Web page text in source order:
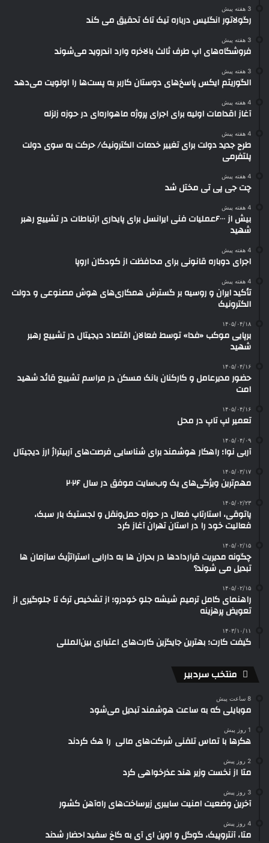
3 هفته پیش
رگولاتور انگلیس درباره تیک تاک تحقیق می کند
3 هفته پیش
فروشگاه‌های اپ طرف ثالث بالاخره وارد اندروید می‌شوند
3 هفته پیش
الگوریتم ایکس پاسخ‌های دوستان کاربر به پست‌ها را اولویت می‌دهد
4 هفته پیش
آغاز اقدامات اولیه برای اجرای پروژه ماهواره‌ای در حوزه زلزله
4 هفته پیش
طرح جدید دولت برای تغییر خدمات الکترونیک/ حرکت به سوی دولت
پلتفرمی
4 هفته پیش
چت جی پی تی مختل شد
4 هفته پیش
بیش از ۶۰۰۰عملیات فنی ایرانسل برای پایداری ارتباطات در تشییع رهبر
شهید
4 هفته پیش
اجرای دوباره قانونی برای محافظت از کودکان اروپا
4 هفته پیش
تأکید ایران و روسیه بر گسترش همکاری‌های هوش مصنوعی و دولت
الکترونیک
۱۴۰۵/۰۴/۱۸
برپایی موکب «فدا» توسط فعالان اقتصاد دیجیتال در تشییع رهبر
شهید
۱۴۰۵/۰۴/۱۶
حضور مدیرعامل و کارکنان بانک مسکن در مراسم تشییع قائد شهید
امت
۱۴۰۵/۰۴/۱۶
تعمیر لپ تاپ در محل
۱۴۰۵/۰۴/۰۹
آربی نوا؛ راهکار هوشمند برای شناسایی فرصت‌های آربیتراژ ارز دیجیتال
۱۴۰۵/۰۳/۱۷
مهم‌ترین ویژگی‌های یک وب‌سایت موفق در سال ۲۰۲۶
۱۴۰۵/۰۲/۲۳
پاتوقی، استارتاپ فعال در حوزه حمل‌ونقل و لجستیک بار سبک،
فعالیت خود را در استان تهران آغاز کرد
۱۴۰۵/۰۲/۱۵
چگونه مدیریت قراردادها در بحران ها به دارایی استراتژیک سازمان ها
تبدیل می شوند؟
۱۴۰۵/۰۲/۱۵
راهنمای کامل ترمیم شیشه جلو خودرو؛ از تشخیص ترک تا جلوگیری از
تعویض پرهزینه
۱۴۰۳/۱۰/۱۱
گیفت کارت؛ بهترین جایگزین کارت‌های اعتباری بین‌المللی
منتخب سردبیر
8 ساعت پیش
موبایلی که به ساعت هوشمند تبدیل می‌شود
1 روز پیش
هکرها با تماس تلفنی شرکت‌های مالی را هک کردند
2 روز پیش
متا از نخست وزیر هند عذرخواهی کرد
3 روز پیش
آخرین وضعیت امنیت سایبری زیرساخت‌های راه‌آهن کشور
4 روز پیش
متا، آنتروپیک، گوگل و اوپن ای آی به کاخ سفید احضار شدند